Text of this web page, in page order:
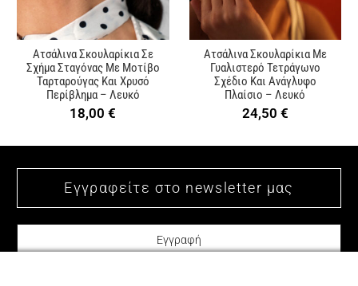
Ατσάλινα Σκουλαρίκια Σε
Σχήμα Σταγόνας Με Μοτίβο
Ταρταρούγας Και Χρυσό
Περίβλημα – Λευκό
18,00€
Ατσάλινα Σκουλαρίκια Με
Γυαλιστερό Τετράγωνο
Σχέδιο Και Ανάγλυφο
Πλαίσιο – Λευκό
24,50 €